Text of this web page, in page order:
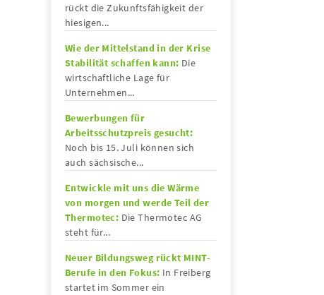
rückt die Zukunftsfähigkeit der
hiesigen...
Wie der Mittelstand in der Krise
Stabilität schaffen kann: Die
wirtschaftliche Lage für
Unternehmen...
Bewerbungen für
Arbeitsschutzpreis gesucht:
Noch bis 15. Juli können sich
auch sächsische...
Entwickle mit uns die Wärme
von morgen und werde Teil der
Thermotec: Die Thermotec AG
steht für...
Neuer Bildungsweg rückt MINT-
Berufe in den Fokus: In Freiberg
startet im Sommer ein